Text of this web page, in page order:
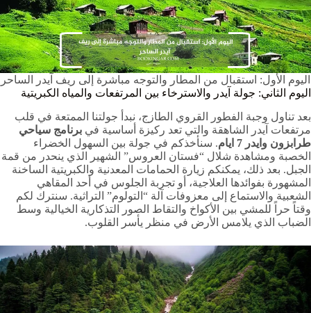
اليوم الأول: استقبال من المطار والتوجه مباشرة إلى ريف آيدر الساحر
اليوم الثاني: جولة آيدر والاسترخاء بين المرتفعات والمياه الكبريتية
بعد تناول وجبة الفطور القروي الطازج، نبدأ جولتنا الممتعة في قلب
مرتفعات آيدر الشاهقة والتي تعد ركيزة أساسية في برنامج سياحي
طرابزون وايدر 7 ايام
. سنأخذكم في جولة بين السهول الخضراء
الخصبة ومشاهدة شلال “فستان العروس” الشهير الذي ينحدر من قمة
الجبل. بعد ذلك، يمكنكم زيارة الحمامات المعدنية والكبريتية الساخنة
المشهورة بفوائدها العلاجية، أو تجربة الجلوس في أحد المقاهي
الشعبية والاستماع إلى معزوفات آلة “التولوم” التراثية. سنترك لكم
وقتاً حراً للمشي بين الأكواخ والتقاط الصور التذكارية الخيالية وسط
الضباب الذي يلامس الأرض في منظر يأسر القلوب.